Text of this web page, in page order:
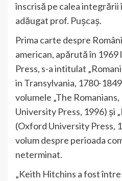
înscrisă pe calea integrării
adăugat prof. Pușcaș.
Prima carte despre
american, apărută în
Press, s-a intitulat
in Transylvania, 1780-
volumele „The
University Press, 1996) și
(Oxford University Press,
volum despre perioada
neterminat.
„Keith Hitchins a fost